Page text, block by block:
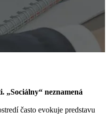
„Sociálny“ neznamená
často evokuje predstavu